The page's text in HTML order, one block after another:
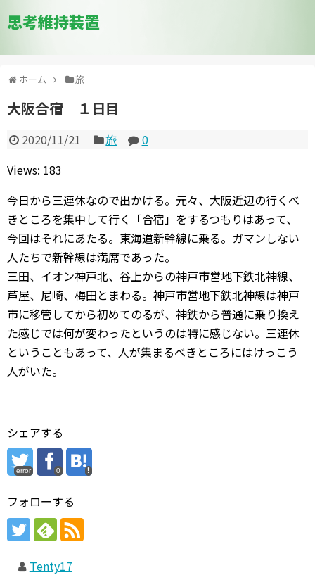
思考維持装置
ホーム 旅
大阪合宿 １日目
2020/11/21 旅
0
Views: 183
今日から三連休なので出かける。元々、大阪近辺の行くべ
きところを集中して行く「合宿」をするつもりはあって、
今回はそれにあたる。東海道新幹線に乗る。ガマンしない
人たちで新幹線は満席であった。
三田、イオン神戸北、谷上からの神戸市営地下鉄北神線、
芦屋、尼崎、梅田とまわる。神戸市営地下鉄北神線は神戸
市に移管してから初めてのるが、神鉄から普通に乗り換え
た感じでは何が変わったというのは特に感じない。三連休
ということもあって、人が集まるべきところにはけっこう
人がいた。
シェアする
error 0
フォローする
Tenty17